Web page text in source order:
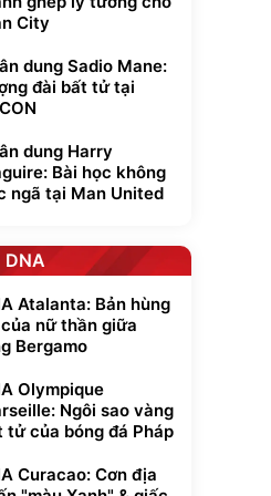
ghế ôtô, nâng
thoải mái
trong di chuyển
295.000đ
Đã bán nhiều
City
dung Sadio Mane:
đài bất tử tại
dung Harry
Bài học không
ngã tại Man United
DNA
Atalanta: Bản hùng
nữ thần giữa
Bergamo
Olympique
Ngôi sao vàng
tử của bóng đá Pháp
Curacao: Cơn địa